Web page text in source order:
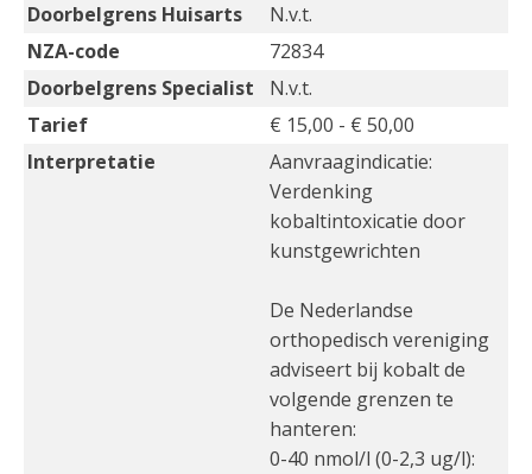
Doorbelgrens Huisarts
N.v.t.
NZA-code
72834
Doorbelgrens Specialist
N.v.t.
Tarief
€ 15,00 - € 50,00
Interpretatie
Aanvraagindicatie:
Verdenking
kobaltintoxicatie door
kunstgewrichten
De Nederlandse
orthopedisch vereniging
adviseert bij kobalt de
volgende grenzen te
hanteren:
0-40 nmol/l (0-2,3 ug/l):